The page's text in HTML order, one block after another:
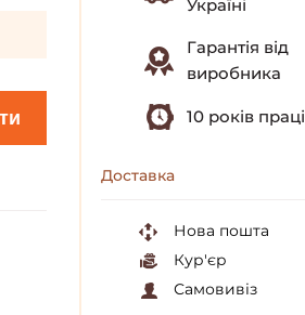
Україні
Гарантія від
виробника
10 років праці
Доставка
Нова пошта
Кур'єр
Самовивіз